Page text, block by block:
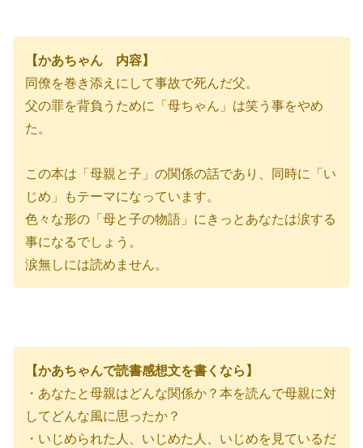
【かあちゃん 内容】
同僚を巻き添えにして事故で死んだ父。
父の罪を背負うために「母ちゃん」は笑う事をやめ
た。
この本は「母親と子」の関係の話であり、同時に「い
じめ」もテーマになっています。
色々な形の「母と子の物語」にきっとあなたは涙する
事になるでしょう。
涙無しには読めません。
【かあちゃんで読書感想文を書くなら】
・あなたと母親はどんな関係か？本を読んで母親に対
してどんな風に思ったか？
・いじめられた人、いじめた人、いじめを見ているだ